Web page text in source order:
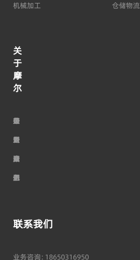
机械加工 仓储物流
关
于
摩
尔
走
进
摩
尔
荣
誉
资
质
公
司
服
务
最
新
动
态
行
业
资
讯
加
入
我
们
联系我们
业务咨询：18650316950